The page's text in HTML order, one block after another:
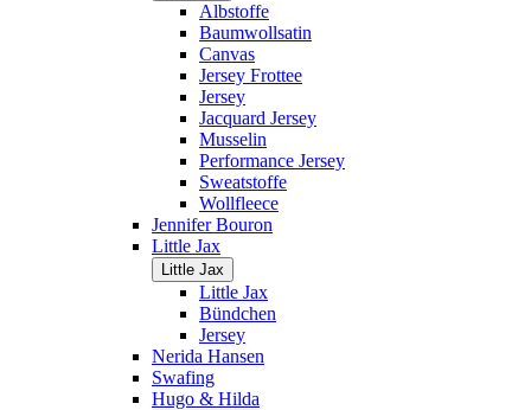
Albstoffe
Baumwollsatin
Canvas
Jersey Frottee
Jersey
Jacquard Jersey
Musselin
Performance Jersey
Sweatstoffe
Wollfleece
Jennifer Bouron
Little Jax
Little Jax
Little Jax
Bündchen
Jersey
Nerida Hansen
Swafing
Hugo & Hilda